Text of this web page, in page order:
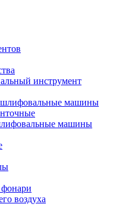
инструмент
шлифовальные машины
машины
воздуха